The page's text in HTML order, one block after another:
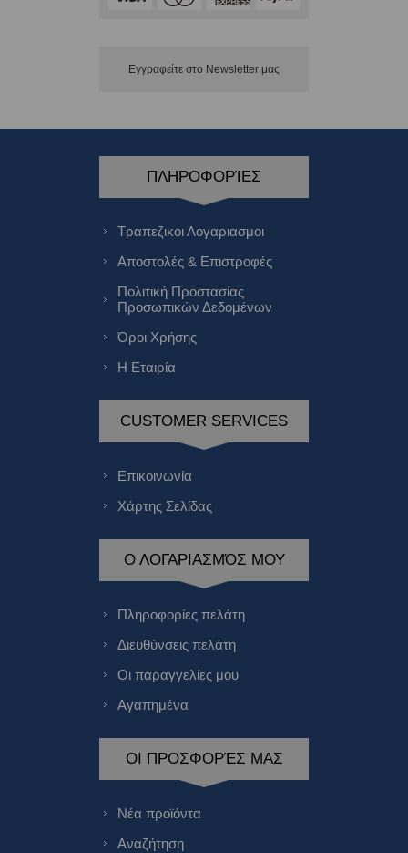
Εγγραφείτε στο Νewsletter μας
ΠΛΗΡΟΦΟΡΊΕΣ
Τραπεζικοι Λογαριασμοι
Αποστολές & Επιστροφές
Πολιτική Προστασίας
Προσωπικών Δεδομένων
Όροι Χρήσης
Η Εταιρία
CUSTOMER SERVICES
Επικοινωνία
Χάρτης Σελίδας
Ο ΛΟΓΑΡΙΑΣΜΌΣ ΜΟΥ
Πληροφορίες πελάτη
Διευθύνσεις πελάτη
Οι παραγγελίες μου
Αγαπημένα
ΟΙ ΠΡΟΣΦΟΡΈΣ ΜΑΣ
Νέα προϊόντα
Αναζήτηση